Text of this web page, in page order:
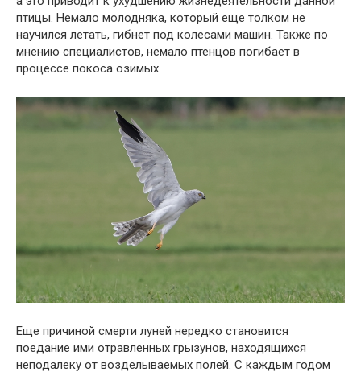
птицы. Немало молодняка, который еще толком не
научился летать, гибнет под колесами машин. Также по
мнению специалистов, немало птенцов погибает в
процессе покоса озимых.
Еще причиной смерти луней нередко становится
поедание ими отравленных грызунов, находящихся
неподалеку от возделываемых полей. С каждым годом